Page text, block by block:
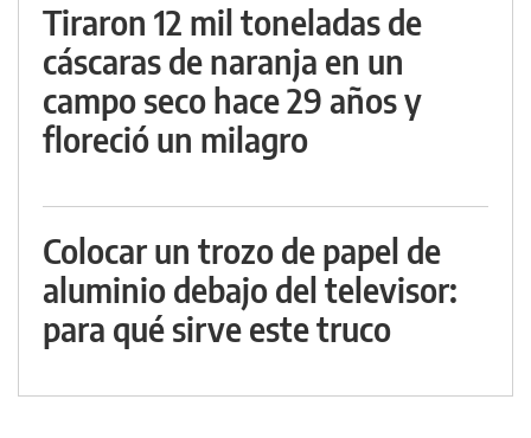
Tiraron 12 mil toneladas de
cáscaras de naranja en un
campo seco hace 29 años y
floreció un milagro
Colocar un trozo de papel de
aluminio debajo del televisor:
para qué sirve este truco